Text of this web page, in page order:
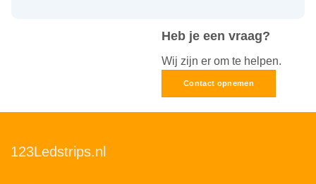
Heb je een vraag?
Wij zijn er om te helpen.
Contact opnemen
123Ledstrips.nl